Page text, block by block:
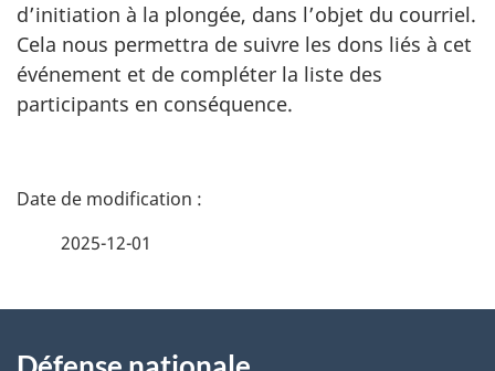
d’initiation à la plongée, dans l’objet du courriel.
Cela nous permettra de suivre les dons liés à cet
événement et de compléter la liste des
participants en conséquence.
D
2025-12-01